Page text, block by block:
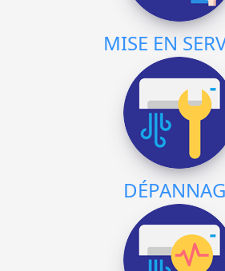
MISE EN